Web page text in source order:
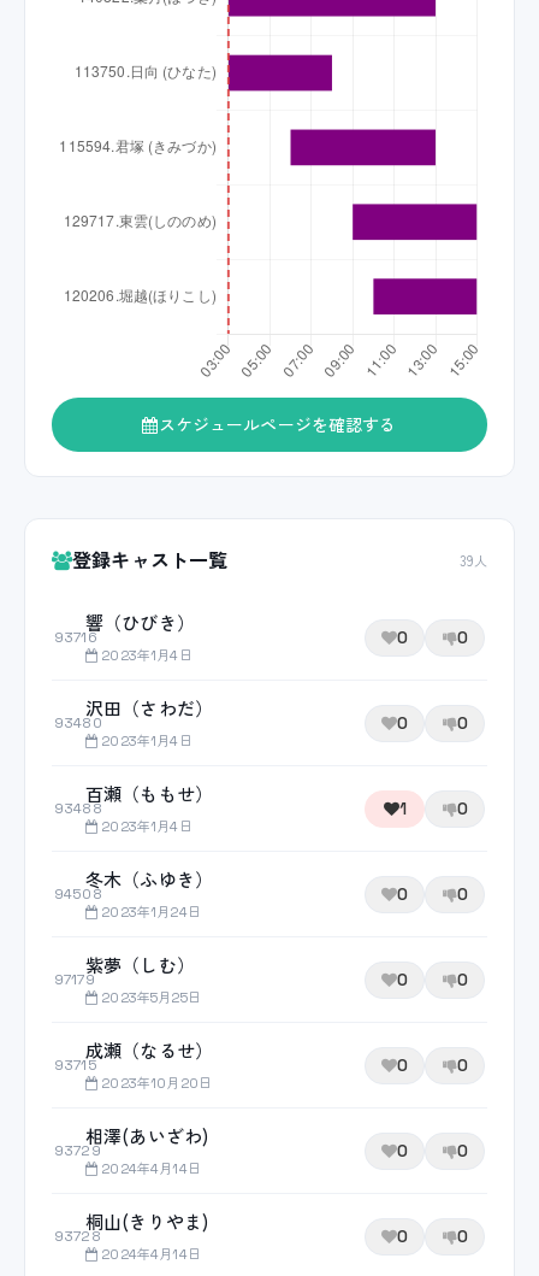
スケジュールページを確認する
登録キャスト一覧 39人
93716
響（ひびき）
2023年1月4日
0 0
93480
沢田（さわだ）
2023年1月4日
0 0
93488
百瀬（ももせ）
2023年1月4日
1 0
94508
冬木（ふゆき）
2023年1月24日
0 0
97179
紫夢（しむ）
2023年5月25日
0 0
93715
成瀬（なるせ）
2023年10月20日
0 0
93729
相澤(あいざわ)
2024年4月14日
0 0
93728
桐山(きりやま)
2024年4月14日
0 0